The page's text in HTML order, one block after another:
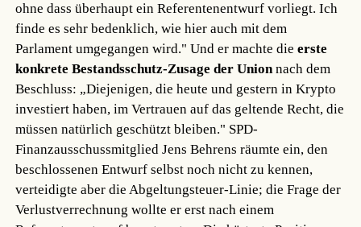
ohne dass überhaupt ein Referentenentwurf vorliegt. Ich
finde es sehr bedenklich, wie hier auch mit dem
Parlament umgegangen wird." Und er machte dieerste
konkrete Bestandsschutz-Zusage der Unionnach dem
Beschluss: „Diejenigen, die heute und gestern in Krypto
investiert haben, im Vertrauen auf das geltende Recht, die
müssen natürlich geschützt bleiben." SPD-
Finanzausschussmitglied Jens Behrens räumte ein, den
beschlossenen Entwurf selbst noch nicht zu kennen,
verteidigte aber die Abgeltungsteuer-Linie; die Frage der
Verlustverrechnung wollte er erst nach einem